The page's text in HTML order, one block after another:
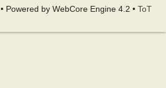
• Powered by WebCore Engine 4.2 • ToT